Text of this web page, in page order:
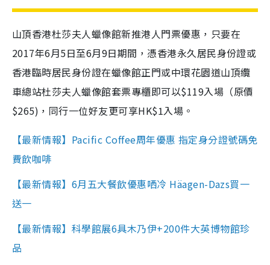
山頂香港杜莎夫人蠟像館新推港人門票優惠，只要在
2017年6月5日至6月9日期間，憑香港永久居民身份證或
香港臨時居民身份證在蠟像館正門或中環花園道山頂纜
車總站杜莎夫人蠟像館套票專櫃即可以$119入場（原價
$265)，同行一位好友更可享HK$1入場。
【最新情報】Pacific Coffee周年優惠 指定身分證號碼免
費飲咖啡
【最新情報】6月五大餐飲優惠哂冷 Häagen-Dazs買一
送一
【最新情報】科學館展6具木乃伊+200件大英博物館珍
品